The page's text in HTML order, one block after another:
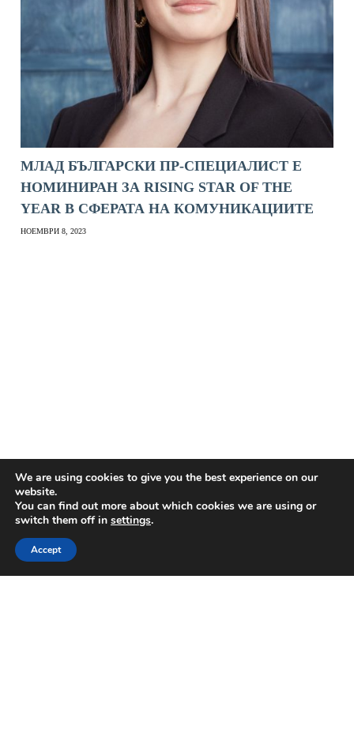
МЛАД БЪЛГАРСКИ ПР-СПЕЦИАЛИСТ Е
НОМИНИРАН ЗА RISING STAR OF THE
YEAR В СФЕРАТА НА КОМУНИКАЦИИТЕ
НОЕМВРИ 8, 2023
We are using cookies to give you the best experience on our
website.
You can find out more about which cookies we are using or
switch them off in settings.
Accept